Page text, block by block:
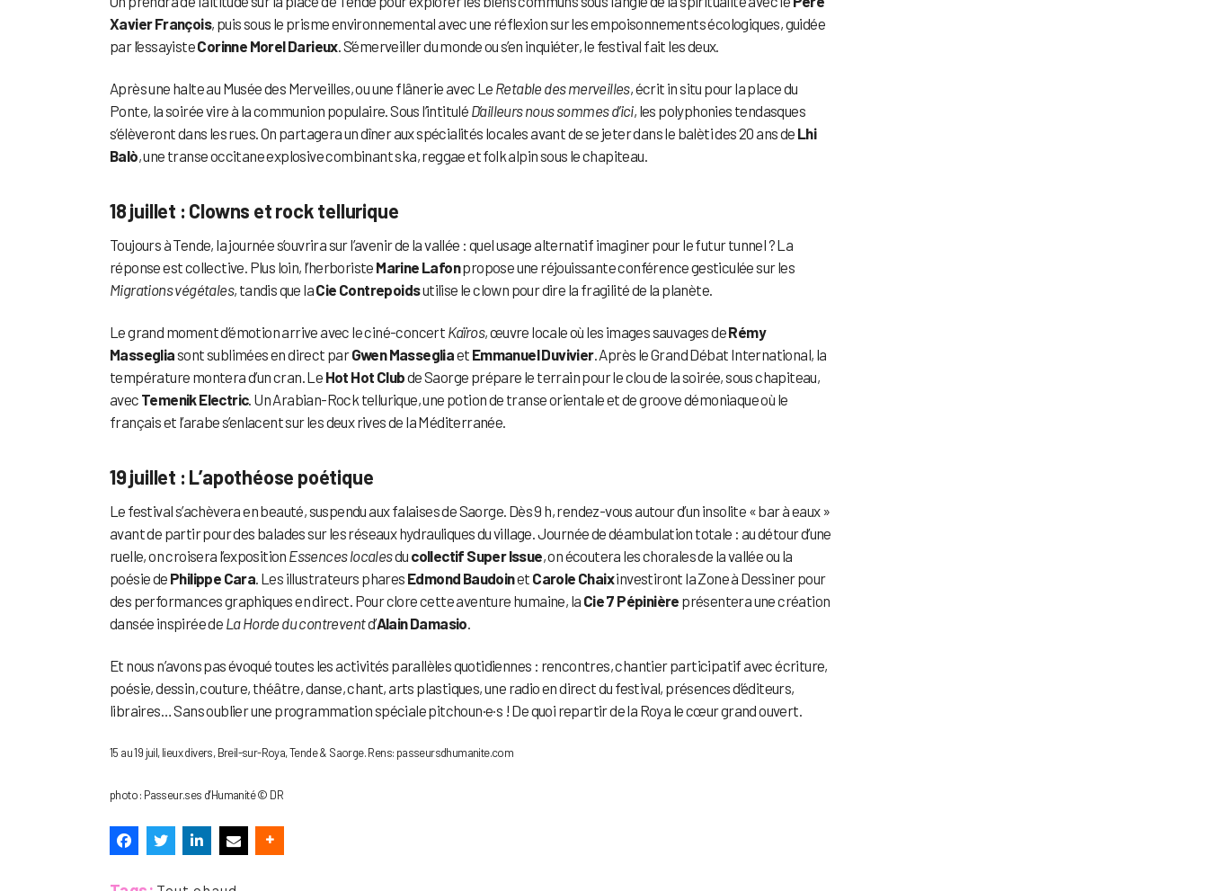
Xavier François, puis sous le prisme environnemental avec une réflexion sur les empoisonnements écologiques, guidée
par l’essayisteCorinne Morel Darieux. S’émerveiller du monde ou s’en inquiéter, le festival fait les deux.
Après une halte au Musée des Merveilles, ou une flânerie avec Le Retable des merveilles, écrit in situ pour la place du
Ponte, la soirée vire à la communion populaire. Sous l’intitulé D’ailleurs nous sommes d’ici, les polyphonies tendasques
s’élèveront dans les rues. On partagera un dîner aux spécialités locales avant de se jeter dans le balèti des 20 ans de Lhi
Balò, une transe occitane explosive combinant ska, reggae et folk alpin sous le chapiteau.
18 juillet : Clowns et rock tellurique
Toujours à Tende, la journée s’ouvrira sur l’avenir de la vallée : quel usage alternatif imaginer pour le futur tunnel ? La
réponse est collective. Plus loin, l’herboriste Marine Lafonpropose une réjouissante conférence gesticulée sur les
Migrations végétales, tandis que laCie Contrepoidsutilise le clown pour dire la fragilité de la planète.
Le grand moment d’émotion arrive avec le ciné-concert Kaïros, œuvre locale où les images sauvages deRémy
Massegliasont sublimées en direct parGwen Massegliaet Emmanuel Duvivier. Après le Grand Débat International, la
température montera d’un cran. Le Hot Hot Clubde Saorge prépare le terrain pour le clou de la soirée, sous chapiteau,
avec Temenik Electric. Un Arabian-Rock tellurique, une potion de transe orientale et de groove démoniaque où le
français et l’arabe s’enlacent sur les deux rives de la Méditerranée.
19 juillet : L’apothéose poétique
Le festival s’achèvera en beauté, suspendu aux falaises de Saorge. Dès 9 h, rendez-vous autour d’un insolite « bar à eaux »
avant de partir pour des balades sur les réseaux hydrauliques du village. Journée de déambulation totale : au détour d’une
ruelle, on croisera l’exposition Essences localesdu collectif Super Issue, on écoutera les chorales de la vallée ou la
poésie de Philippe Cara . Les illustrateurs phares Edmond Baudoinet Carole Chaixinvestiront la Zone à Dessiner pour
des performances graphiques en direct. Pour clore cette aventure humaine, la Cie 7 Pépinière présentera une création
dansée inspirée de La Horde du contreventd’Alain Damasio
Et nous n’avons pas évoqué toutes les activités parallèles quotidiennes : rencontres, chantier participatif avec écriture,
poésie, dessin, couture, théâtre, danse, chant, arts plastiques, une radio en direct du festival, présences d’éditeurs,
libraires… Sans oublier une programmation spéciale pitchoun·e·s ! De quoi repartir de la Roya le cœur grand ouvert.
15 au 19 juil, lieux divers, Breil-sur-Roya, Tende & Saorge. Rens: passeursdhumanite.com
photo : Passeur.ses d’Humanité © DR